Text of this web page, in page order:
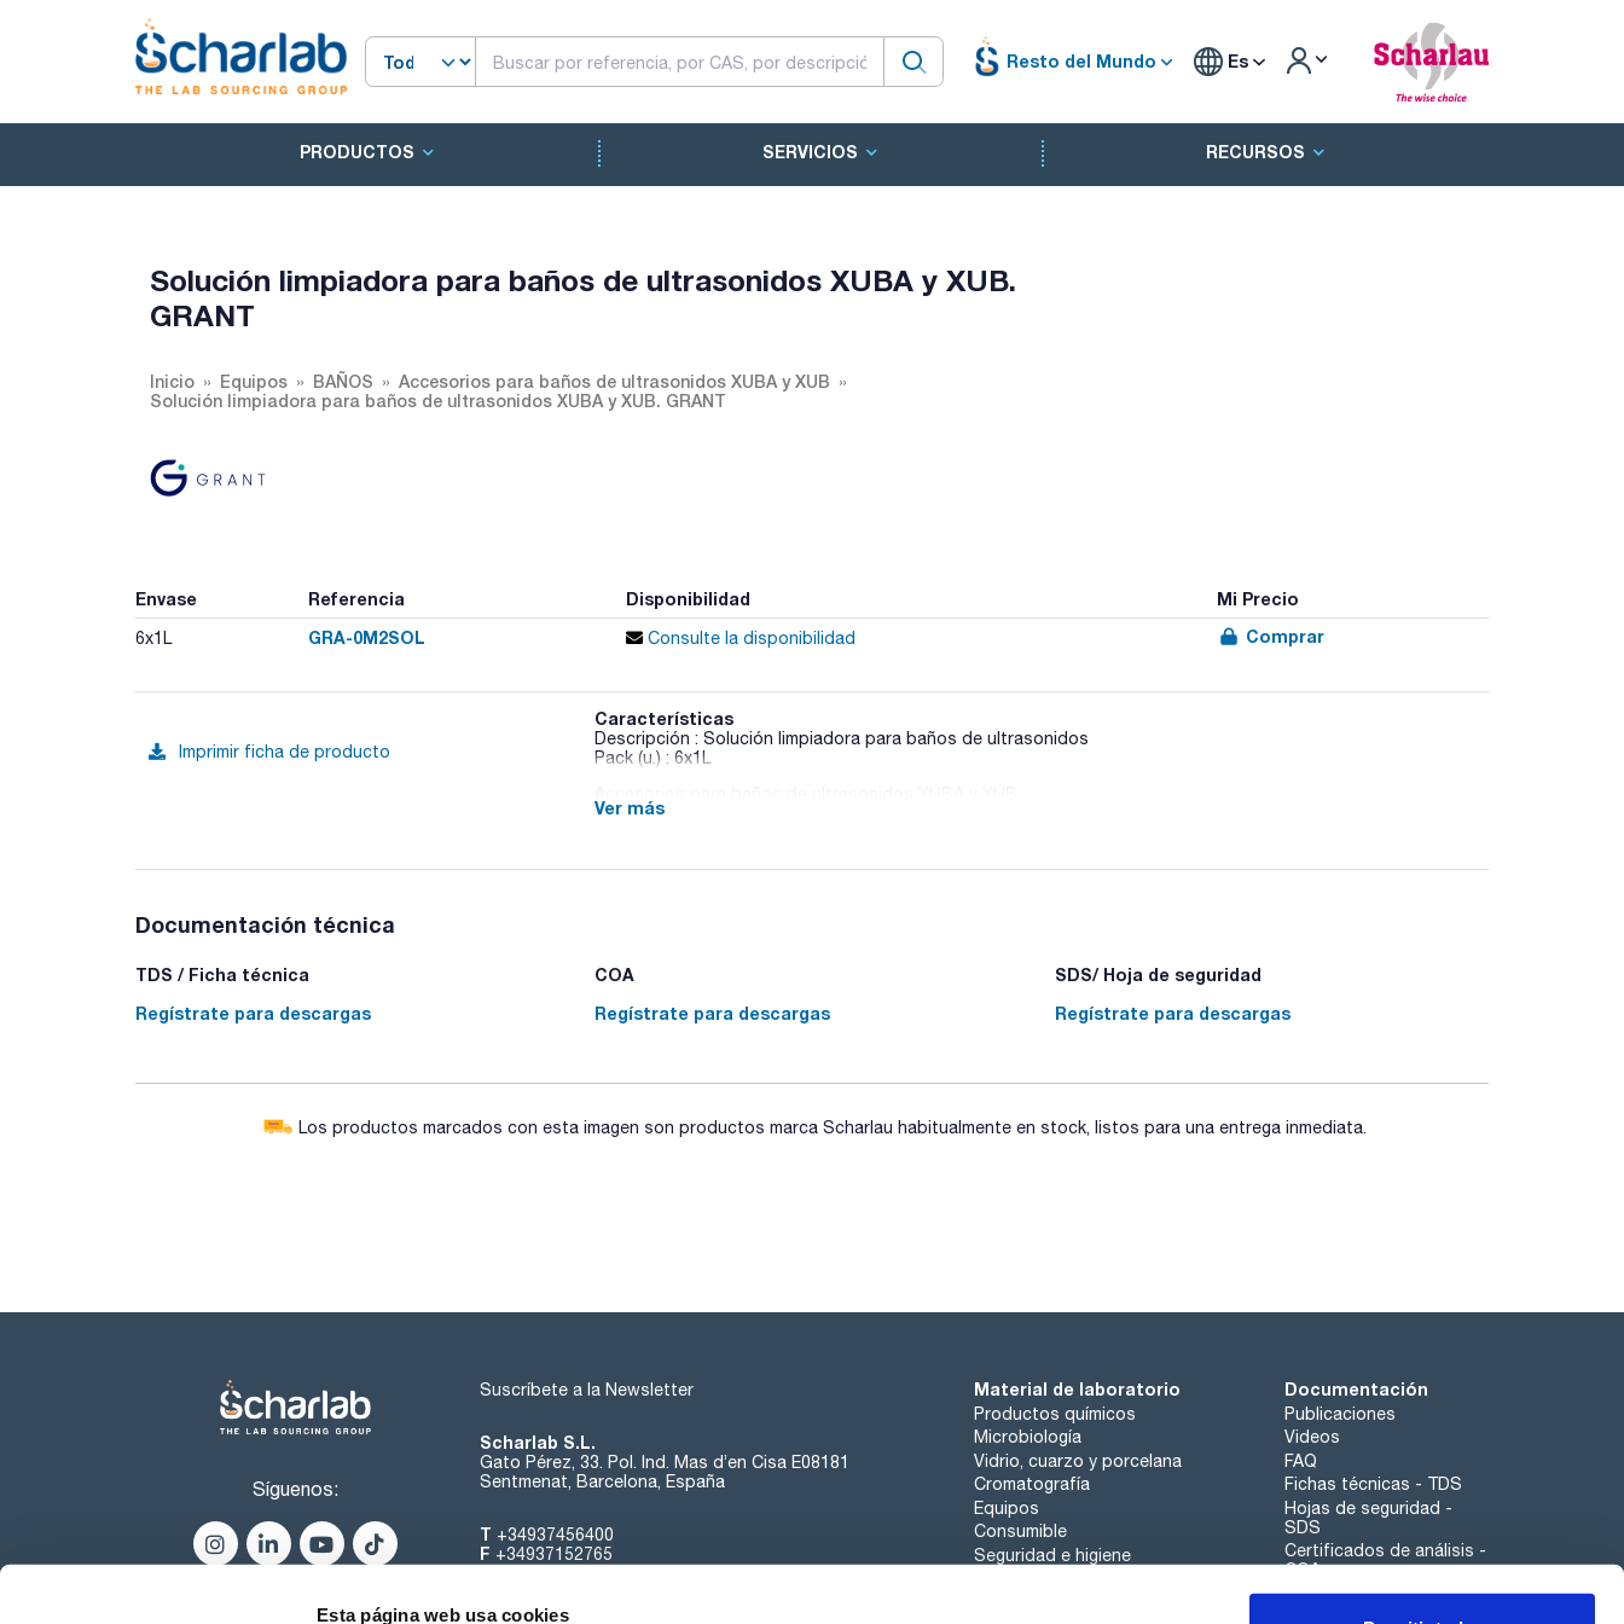
Esta página web usa cookies
Resto del Mundo Es
PRODUCTOS SERVICIOS RECURSOS
Solución limpiadora para baños de ultrasonidos XUBA y XUB.
GRANT
Inicio Equipos BAÑOS
Accesorios para baños de ultrasonidos XUBA y XUB
Solución limpiadora para baños de ultrasonidos XUBA y XUB. GRANT
Envase Referencia Disponibilidad Mi Precio
6x1L GRA-0M2SOL Consulte la disponibilidad Comprar
Imprimir ficha de producto
Características
Descripción : Solución limpiadora para baños de ultrasonidos
Pack (u.) : 6x1L
Ver más
Documentación técnica
TDS / Ficha técnica
Regístrate para descargas
COA
Regístrate para descargas
SDS/ Hoja de seguridad
Regístrate para descargas
Los productos marcados con esta imagen son productos marca Scharlau habitualmente en stock, listos para una entrega inmediata.
Síguenos:
Suscríbete a la Newsletter
Scharlab S.L.
Gato Pérez, 33. Pol. Ind. Mas d’en Cisa E08181
Sentmenat, Barcelona, España
T +34937456400
F +34937152765
Material de laboratorio
Productos químicos
Microbiología
Vidrio, cuarzo y porcelana
Cromatografía
Equipos
Consumible
Seguridad e higiene
Documentación
Publicaciones
Videos
FAQ
Fichas técnicas - TDS
Hojas de seguridad -
SDS
Certificados de análisis -
COA
Aplicaciones